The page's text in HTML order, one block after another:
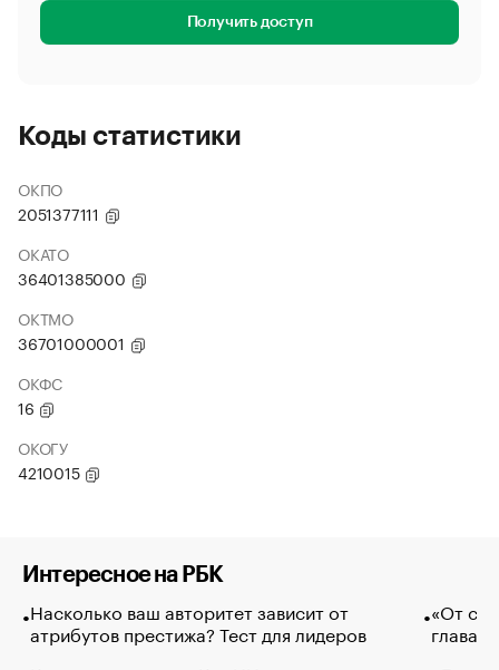
Получить доступ
Коды статистики
ОКПО
2051377111
ОКАТО
36401385000
ОКТМО
36701000001
ОКФС
16
ОКОГУ
4210015
Интересное на РБК
Насколько ваш авторитет зависит от
атрибутов престижа? Тест для лидеров
«От
глава